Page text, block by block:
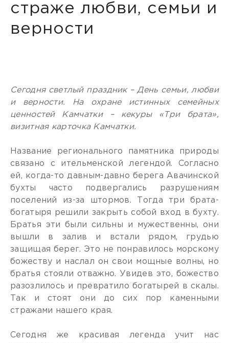
страже любви, семьи и
верности
Сегодня светлый праздник – День семьи, любви
и верности. На охране истинных семейных
ценностей Камчатки – кекуры «Три брата»,
визитная карточка Камчатки.
Название регионального памятника природы
связано с ительменской легендой. Согласно
ей, когда-то давным-давно берега Авачинской
бухты часто подвергались разрушениям
поселений из-за штормов. Тогда три брата-
богатыря решили закрыть собой вход в бухту.
Братья эти были сильны и мужественны, они
вышли в залив и встали рядом, грудью
защищая берег. Это не понравилось морскому
божеству и наслал он свои мощные волны, но
братья стояли отважно. Увидев это, божество
разозлилось и превратило богатырей в скалы.
Так и стоят они до сих пор каменными
стражами нашего края.
Сегодня же красивая легенда учит нас